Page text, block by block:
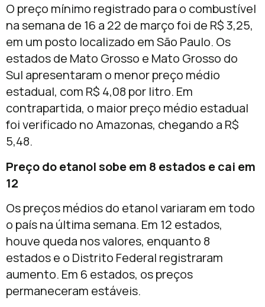
O preço mínimo registrado para o combustível
na semana de 16 a 22 de março foi de R$ 3,25,
em um posto localizado em São Paulo. Os
estados de Mato Grosso e Mato Grosso do
Sul apresentaram o menor preço médio
estadual, com R$ 4,08 por litro. Em
contrapartida, o maior preço médio estadual
foi verificado no Amazonas, chegando a R$
5,48.
Preço do etanol sobe em 8 estados e cai em
12
Os preços médios do etanol variaram em todo
o país na última semana. Em 12 estados,
houve queda nos valores, enquanto 8
estados e o Distrito Federal registraram
aumento. Em 6 estados, os preços
permaneceram estáveis.